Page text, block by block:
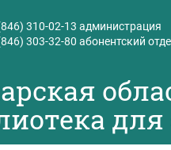
310-02-13 администрация
303-32-80 абонентский